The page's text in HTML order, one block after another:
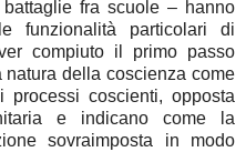
fra scuole – hanno
funzionalità particolari di
compiuto il primo passo
della coscienza come
processi coscienti, opposta
e indicano come la
sovraimposta in modo